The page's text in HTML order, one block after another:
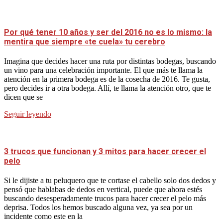
Por qué tener 10 años y ser del 2016 no es lo mismo: la
mentira que siempre «te cuela» tu cerebro
Imagina que decides hacer una ruta por distintas bodegas, buscando
un vino para una celebración importante. El que más te llama la
atención en la primera bodega es de la cosecha de 2016. Te gusta,
pero decides ir a otra bodega. Allí, te llama la atención otro, que te
dicen que se
Seguir leyendo
3 trucos que funcionan y 3 mitos para hacer crecer el
pelo
Si le dijiste a tu peluquero que te cortase el cabello solo dos dedos y
pensó que hablabas de dedos en vertical, puede que ahora estés
buscando desesperadamente trucos para hacer crecer el pelo más
deprisa. Todos los hemos buscado alguna vez, ya sea por un
incidente como este en la